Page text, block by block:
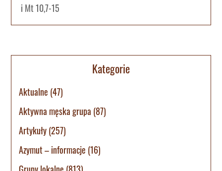
i Mt 10,7-15
Kategorie
Aktualne (47)
Aktywna męska grupa (87)
Artykuły(257)
Azymut – informacje (16)